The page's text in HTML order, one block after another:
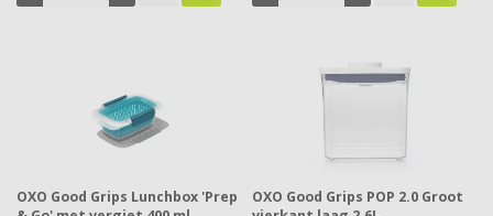
OXO Good Grips Lunchbox 'Prep
OXO Good Grips POP 2.0 Groot